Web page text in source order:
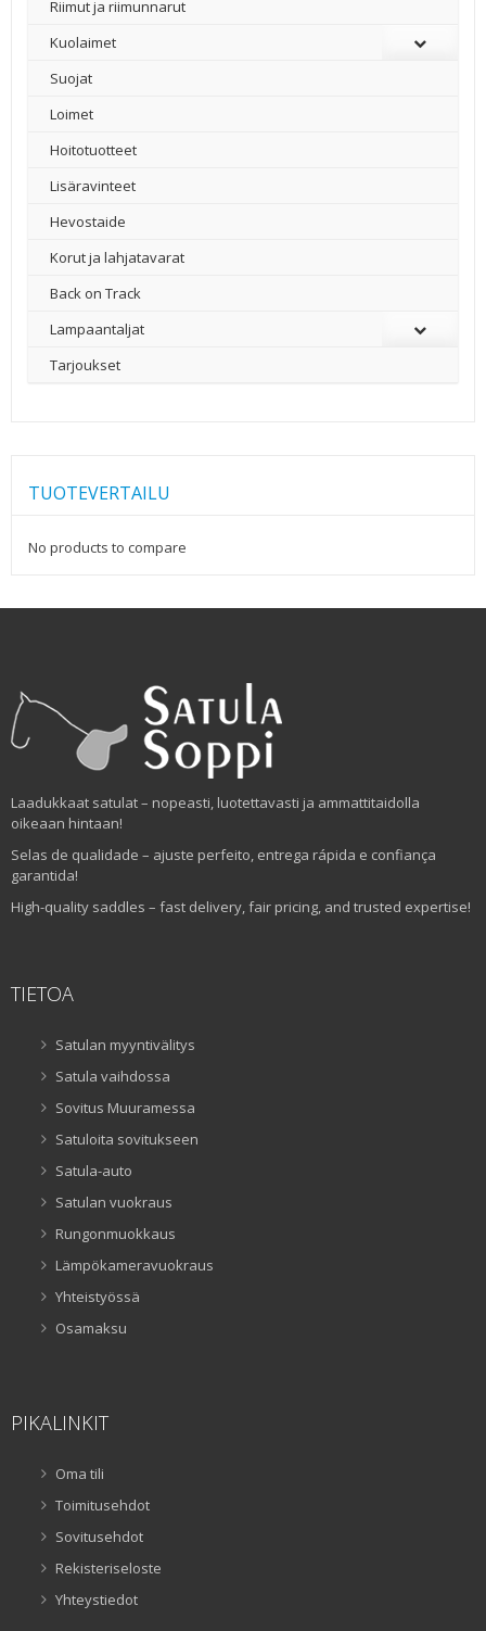
Riimut ja riimunnarut
Kuolaimet
Suojat
Loimet
Hoitotuotteet
Lisäravinteet
Hevostaide
Korut ja lahjatavarat
Back on Track
Lampaantaljat
Tarjoukset
TUOTEVERTAILU
No products to compare
Laadukkaat satulat – nopeasti, luotettavasti ja ammattitaidolla
oikeaan hintaan!
Selas de qualidade – ajuste perfeito, entrega rápida e confiança
garantida!
High-quality saddles – fast delivery, fair pricing, and trusted expertise!
TIETOA
Satulan myyntivälitys
Satula vaihdossa
Sovitus Muuramessa
Satuloita sovitukseen
Satula-auto
Satulan vuokraus
Rungonmuokkaus
Lämpökameravuokraus
Yhteistyössä
Osamaksu
PIKALINKIT
Oma tili
Toimitusehdot
Sovitusehdot
Rekisteriseloste
Yhteystiedot